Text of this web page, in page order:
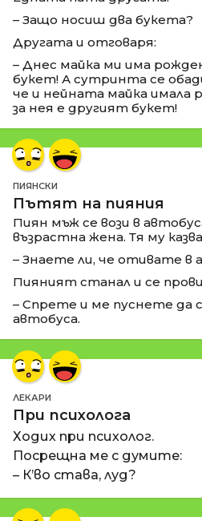
– Защо носиш два букета?
Другата и отговаря:
– Днес майка ми има
букет! А сутринта се
че и нейната майка имала
за нея е другият букет!
ПИЯНСКИ
Пътят на пияния
Пиян мъж се вози в
възрастна жена. Тя му
– Знаете ли, че отивате в
Пияният станал и се
– Спрете и ме пуснете да
автобуса.
ЛЕКАРИ
При психолога
Ходих при психолог.
Посрещна ме с думите:
– К’во става, луд?